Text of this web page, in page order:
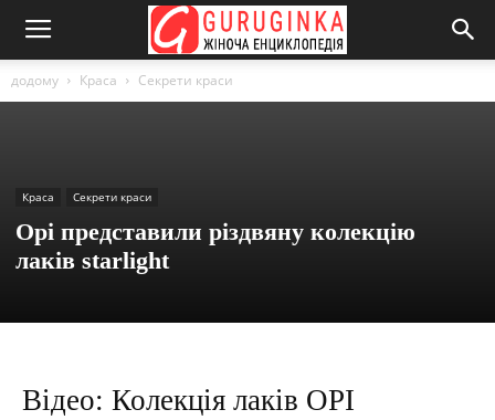
додому Краса Секрети краси
Краса Секрети краси
Opi представили різдвяну колекцію
лаків starlight
Відео: Колекція лаків OPI